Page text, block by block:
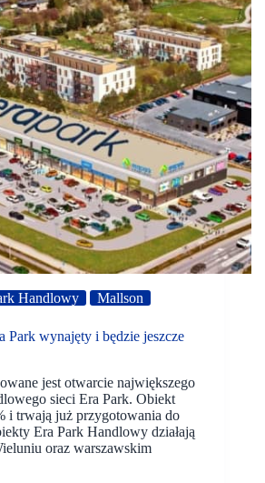
Handlowy
Mallson
Park wynajęty i będzie jeszcze
jest otwarcie największego
sieci Era Park. Obiekt
i trwają już przygotowania do
Era Park Handlowy działają
oraz warszawskim